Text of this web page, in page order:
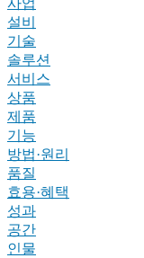
설비
기술
솔루션
서비스
상품
제품
기능
방법·원리
품질
효용·혜택
성과
공간
인물